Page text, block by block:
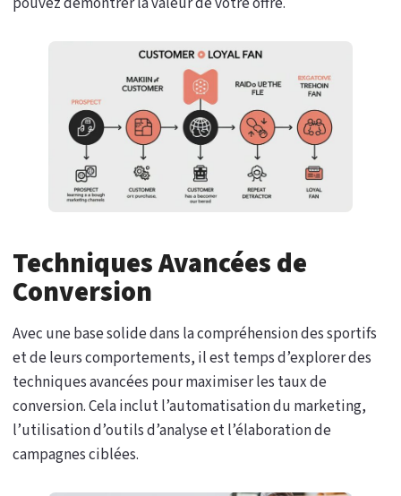
Techniques Avancées de
Conversion
Avec une base solide dans la compréhension des sportifs
et de leurs comportements, il est temps d’explorer des
techniques avancées pour maximiser les taux de
conversion. Cela inclut l’automatisation du marketing,
l’utilisation d’outils d’analyse et l’élaboration de
campagnes ciblées.